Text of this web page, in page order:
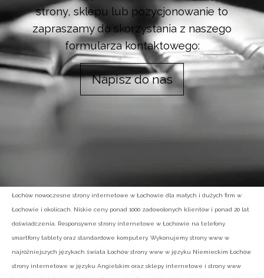
strony, sklepu lub pozycjonowanie to
zapraszamy do skorzystania z naszego
formularza kontaktowego:
Napisz do nas
Łochów nowoczesne strony internetowe w Łochowie dla małych i dużych firm w
Łochowie i okolicach. Niskie ceny ponad 1000 zadowolonych klientów i ponad 20 lat
doświadczenia. Responsywne strony internetowe w Łochowie na telefony
smartfony tablety oraz standardowe komputery. Wykonujemy strony www w
najróżniejszych językach świata Łochów strony www w języku Niemieckim Łochów
strony internetowe w języku Angielskim oraz sklepy internetowe i strony www